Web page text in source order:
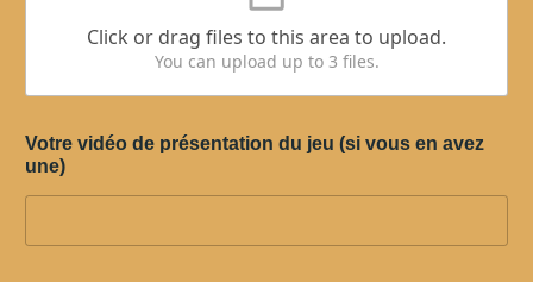
Click or drag files to this area to upload.
You can upload up to 3 files.
Votre vidéo de présentation du jeu (si vous en avez
une)